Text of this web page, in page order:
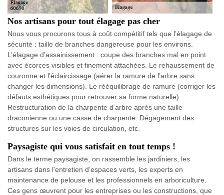
Nos artisans pour tout élagage pas cher
Nous vous procurons tous à coût compétitif tels que l’élagage de
sécurité : taille de branches dangereuse pour les environs.
L’élagage d’assainissement : coupe des branches mal en point
avec écorces visibles et finement attachées. Le rehaussement de
couronne et l’éclaircissage (aérer la ramure de l’arbre sans
changer les dimensions). Le rééquilibrage de ramure (corriger les
défauts esthétiques pour retrouver sa forme naturelle).
Restructuration de la charpente d’arbre après une taille
draconienne ou une casse de charpente. Dégagement des
structures sur les voies de circulation, etc.
Paysagiste qui vous satisfait en tout temps !
Dans le terme paysagiste, on rassemble les jardiniers, les
artisans dans l'entretien d’espaces verts, les experts en
maintenance de pelouse et les professionnels en arboriculture.
Ces gens œuvrent pour les entreprises ou les constructions, que